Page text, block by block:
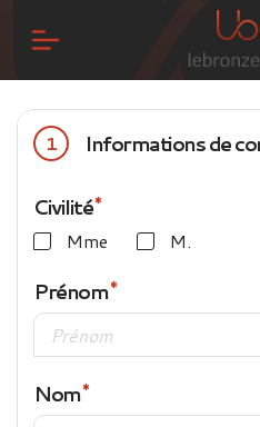
1 Informations de
Civilité
Mme M.
Prénom
Nom